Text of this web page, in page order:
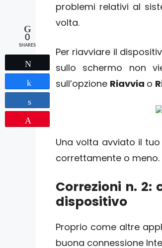
problemi relativi al
volta.
Per riavviare il
sullo schermo non
sull’opzione Riavvia o
Una volta avviato il
correttamente o meno.
Correzioni n.
dispositivo
Proprio come altre
buona connessione
0
SHARES